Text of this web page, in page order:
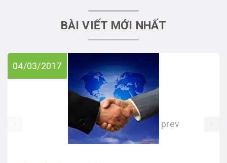
BÀI VIẾT MỚI NHẤT
04/03/2017
prev